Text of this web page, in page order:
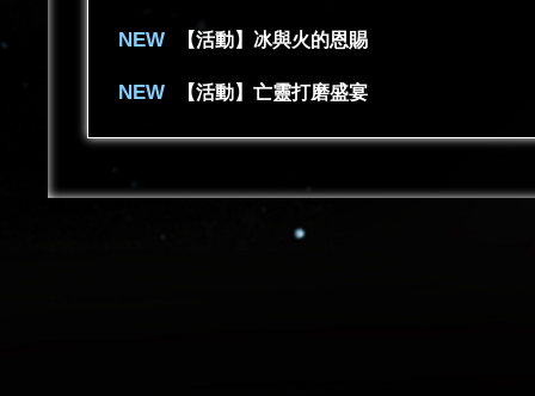
【活動】冰與火的恩賜
【活動】亡靈打磨盛宴